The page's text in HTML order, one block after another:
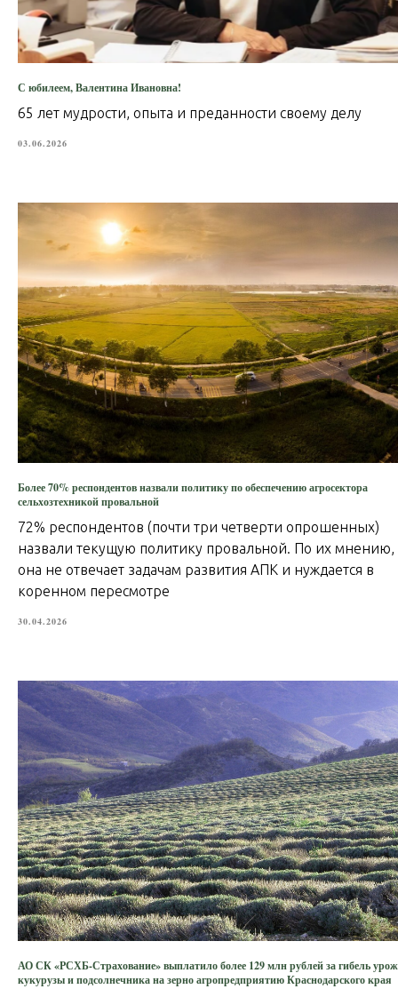
С юбилеем, Валентина Ивановна!
65 лет мудрости, опыта и преданности своему делу
03.06.2026
Более 70% респондентов назвали политику по обеспечению агросектора
сельхозтехникой провальной
72% респондентов (почти три четверти опрошенных)
назвали текущую политику провальной. По их мнению,
она не отвечает задачам развития АПК и нуждается в
коренном пересмотре
30.04.2026
АО СК «РСХБ-Страхование» выплатило более 129 млн рублей за гибель
кукурузы и подсолнечника на зерно агропредприятию Краснодарского края